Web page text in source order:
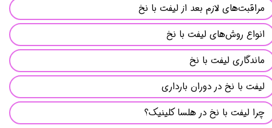
مراقبت‌های لازم بعد از لیفت با نخ
انواع روش‌های لیفت با نخ
ماندگاری لیفت با نخ
لیفت با نخ در دوران بارداری
چرا لیفت با نخ در هلسا کلینیک؟